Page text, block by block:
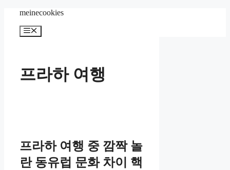
meinecookies
메
프라하 여행
프라하 여행 중 깜짝 놀
란 동유럽 문화 차이 핵